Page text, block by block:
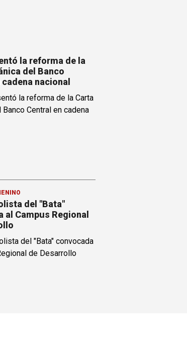
la reforma de la
del Banco
nacional
del "Bata"
al Campus Regional